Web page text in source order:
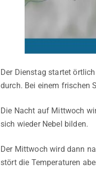
Der Dienstag startet
durch. Bei einem frischen
Die Nacht auf Mittwoch
sich wieder Nebel bilden.
Der Mittwoch wird dann
stört die Temperaturen